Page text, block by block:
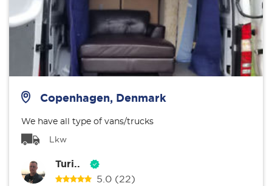
Copenhagen, Denmark
We have all type of vans/trucks
Lkw
Turi..
5.0 (22)